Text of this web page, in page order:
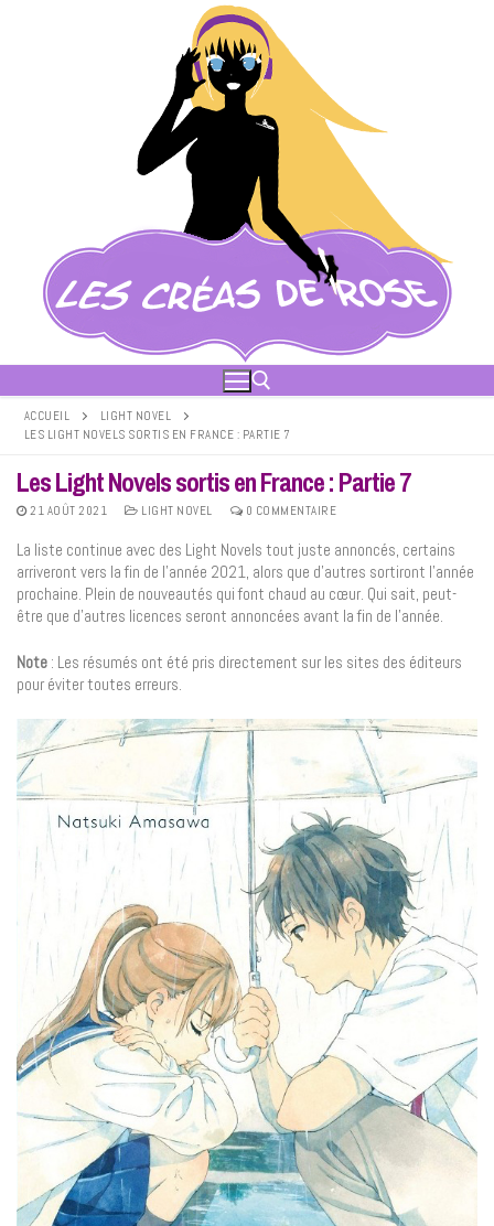
ACCUEIL
LIGHT NOVEL
LES LIGHT NOVELS SORTIS EN FRANCE : PARTIE 7
Les Light Novels sortis en France : Partie 7
21 AOÛT 2021 LIGHT NOVEL 0 COMMENTAIRE
La liste continue avec des Light Novels tout juste annoncés, certains
arriveront vers la fin de l’année 2021, alors que d’autres sortiront l’année
prochaine. Plein de nouveautés qui font chaud au cœur. Qui sait, peut-
être que d’autres licences seront annoncées avant la fin de l’année.
Note : Les résumés ont été pris directement sur les sites des éditeurs
pour éviter toutes erreurs.